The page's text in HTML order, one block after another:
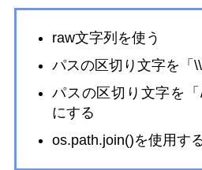
raw文字列を使う
パスの区切り文字を「
パスの区切り文字を「
にする
os.path.join()を使用す